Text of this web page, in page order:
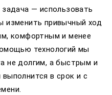
— использовать
изменить привычный ход
комфортным и менее
технологий мы
не долгим, а быстрым и
в срок и с